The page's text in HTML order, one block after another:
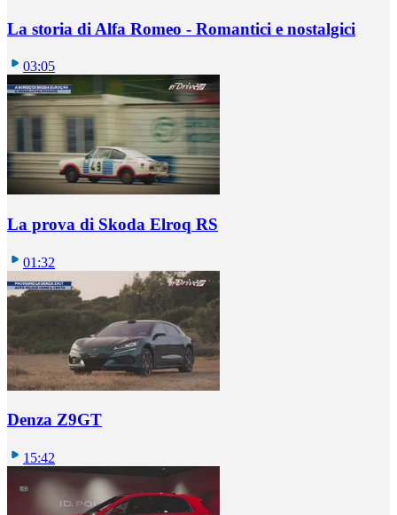
La storia di Alfa Romeo - Romantici e nostalgici
03:05
La prova di Skoda Elroq RS
01:32
Denza Z9GT
15:42